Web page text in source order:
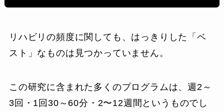
リハビリの頻度に関しても、はっきりした「ベ
スト」なものは見つかっていません。
この研究に含まれた多くのプログラムは、週2～
3回・1回30～60分・2〜12週間というものでし